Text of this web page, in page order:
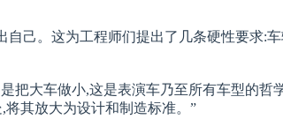
己。这为工程师们提出了几条硬性要求:
大车做小,这是表演车乃至所有车型的哲
其放大为设计和制造标准。”